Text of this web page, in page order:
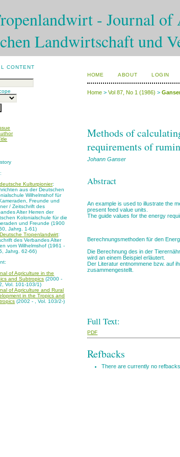
- Journal of
Landwirtschaft und
CONTENT
Kulturpionier:
aus der Deutschen
Wilhelmshof für
Freunde und
/ Zeitschrift des
Alter Herren der
Kolonialschule für die
und Freunde (1900
Jahrg. 1-61)
Tropenlandwirt:
des Verbandes Alter
vom Wilhelmshof (1961 -
Jahrg. 62-66)
of Agriculture in the
and Subtropics (2000 -
Vol. 101-103/1)
of Agriculture and Rural
in the Tropics and
(2002 - , Vol. 103/2-)
HOME ABOUT LOGIN
Home >Vol 87, No 1 (1986) >
Methods of
requirements of
Johann Ganser
Abstract
An example is used to illustrate the
present feed value units.
The guide values for the energy
Berechnungsmethoden für den
Die Berechnung des in der
wird an einem Beispiel erläutert.
Der Literatur entnommene bzw. auf
zusammengestellt.
Full Text:
PDF
Refbacks
There are currently no refbacks.